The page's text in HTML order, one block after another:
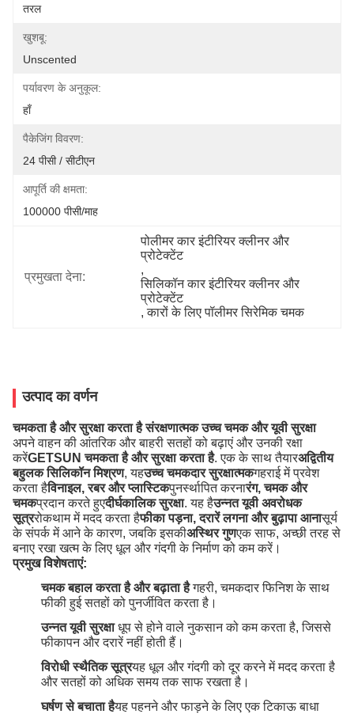
तरल
खुशबू:
Unscented
पर्यावरण के अनुकूल:
हाँ
पैकेजिंग विवरण:
24 पीसी / सीटीएन
आपूर्ति की क्षमता:
100000 पीसी/माह
प्रमुखता देना:
पोलीमर कार इंटीरियर क्लीनर और
प्रोटेक्टेंट
,
सिलिकॉन कार इंटीरियर क्लीनर और
प्रोटेक्टेंट
, कारों के लिए पॉलीमर सिरेमिक चमक
उत्पाद का वर्णन
चमकता है और सुरक्षा करता है संरक्षणात्मक उच्च चमक और यूवी सुरक्षा
अपने वाहन की आंतरिक और बाहरी सतहों को बढ़ाएं और उनकी रक्षा
करेंGETSUN चमकता है और सुरक्षा करता है. एक के साथ तैयारअद्वितीय
बहुलक सिलिकॉन मिश्रण, यहउच्च चमकदार सुरक्षात्मकगहराई में प्रवेश
करता हैविनाइल, रबर और प्लास्टिकपुनर्स्थापित करनारंग, चमक और
चमकप्रदान करते हुएदीर्घकालिक सुरक्षा. यह हैउन्नत यूवी अवरोधक
सूत्ररोकथाम में मदद करता हैफीका पड़ना, दरारें लगना और बुढ़ापा आनासूर्य
के संपर्क में आने के कारण, जबकि इसकीअस्थिर गुणएक साफ, अच्छी तरह से
बनाए रखा खत्म के लिए धूल और गंदगी के निर्माण को कम करें।
प्रमुख विशेषताएं:
चमक बहाल करता है और बढ़ाता है️ गहरी, चमकदार फिनिश के साथ
फीकी हुई सतहों को पुनर्जीवित करता है।
उन्नत यूवी सुरक्षा️ धूप से होने वाले नुकसान को कम करता है, जिससे
फीकापन और दरारें नहीं होती हैं।
विरोधी स्थैतिक सूत्रयह धूल और गंदगी को दूर करने में मदद करता है
और सतहों को अधिक समय तक साफ रखता है।
घर्षण से बचाता हैयह पहनने और फाड़ने के लिए एक टिकाऊ बाधा